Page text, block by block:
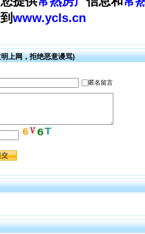
www.ycls.cn
上网，拒绝恶意谩骂)